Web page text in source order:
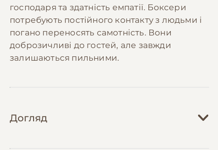
господаря та здатність емпатії. Боксери
потребують постійного контакту з людьми і
погано переносять самотність. Вони
доброзичливі до гостей, але завжди
залишаються пильними.
Догляд